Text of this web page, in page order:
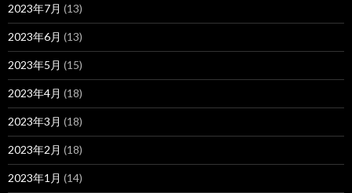
2023年7月 (13)
2023年6月 (13)
2023年5月 (15)
2023年4月 (18)
2023年3月 (18)
2023年2月 (18)
2023年1月 (14)